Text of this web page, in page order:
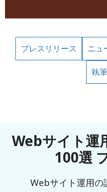
プレスリリース ニュ
執
Webサイト運
100選
Webサイト運用の